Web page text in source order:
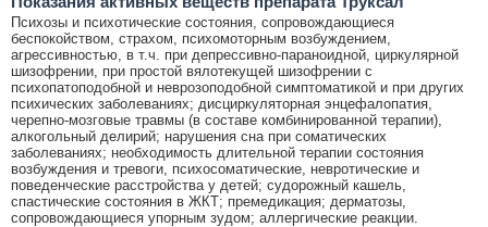
Психозы и психотические состояния, сопровождающиеся
беспокойством, страхом, психомоторным возбуждением,
агрессивностью, в т.ч. при депрессивно-параноидной, циркулярной
шизофрении, при простой вялотекущей шизофрении с
психопатоподобной и неврозоподобной симптоматикой и при других
психических заболеваниях; дисциркуляторная энцефалопатия,
черепно-мозговые травмы (в составе комбинированной терапии),
алкогольный делирий; нарушения сна при соматических
заболеваниях; необходимость длительной терапии состояния
возбуждения и тревоги, психосоматические, невротические и
поведенческие расстройства у детей; судорожный кашель,
спастические состояния в ЖКТ; премедикация; дерматозы,
сопровождающиеся упорным зудом; аллергические реакции.